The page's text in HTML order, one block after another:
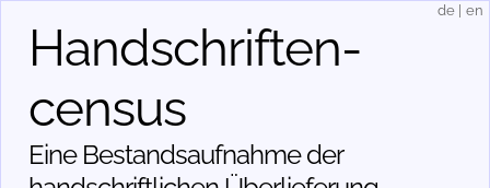
Handschriften­
census
Eine Bestandsaufnahme der
de en